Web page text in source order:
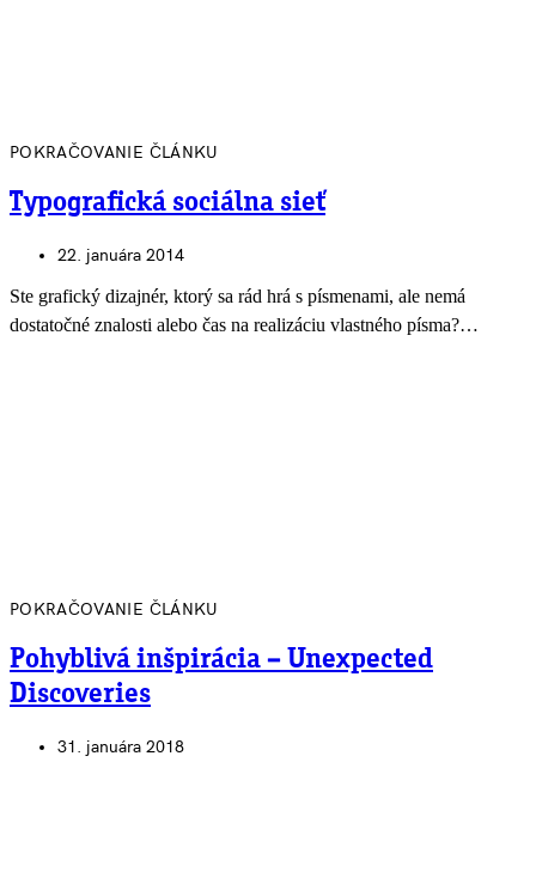
POKRAČOVANIE ČLÁNKU
Typografická sociálna sieť
22. januára 2014
Ste grafický dizajnér, ktorý sa rád hrá s písmenami, ale nemá
dostatočné znalosti alebo čas na realizáciu vlastného písma?…
POKRAČOVANIE ČLÁNKU
Pohyblivá inšpirácia – Unexpected
Discoveries
31. januára 2018